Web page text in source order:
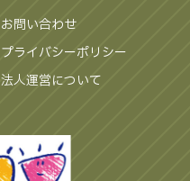
お問い合わせ
プライバシーポリシー
法人運営について